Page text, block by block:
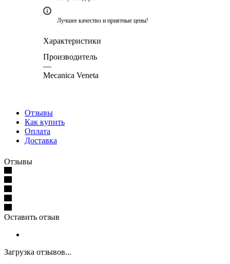
Лучшее качество и приятные цены!
Характеристики
Производитель
—
Mecanica Veneta
Отзывы
Как купить
Оплата
Доставка
Отзывы
Оставить отзыв
Загрузка отзывов...